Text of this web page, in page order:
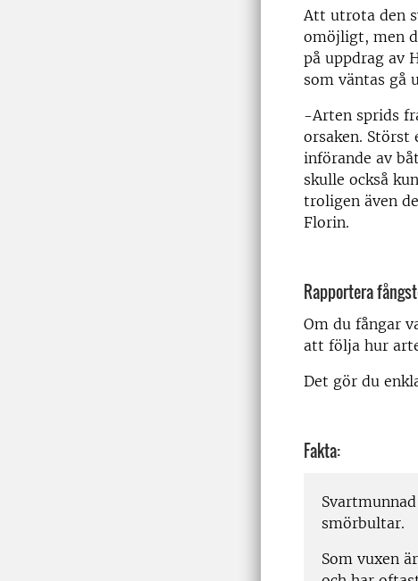
Att utrota den
omöjligt, men
på uppdrag av
som väntas gå
-Arten sprids
orsaken.
införande av
skulle också
troligen även
Florin.
Rapportera
Om du fångar
att följa hur
Det gör du
Fakta:
smörbultar.
Som vuxen